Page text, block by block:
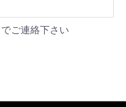
ご連絡下さい